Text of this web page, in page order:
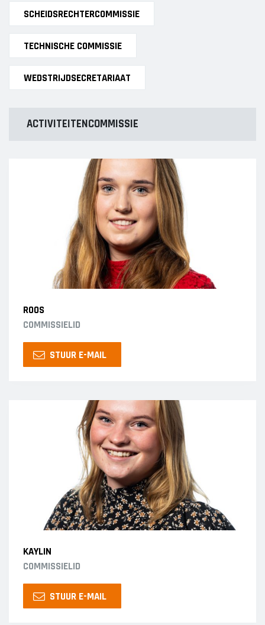
SCHEIDSRECHTERCOMMISSIE
TECHNISCHE COMMISSIE
WEDSTRIJDSECRETARIAAT
ACTIVITEITENCOMMISSIE
ROOS
COMMISSIELID
STUUR E-MAIL
KAYLIN
COMMISSIELID
STUUR E-MAIL